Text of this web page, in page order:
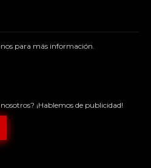
para más información.
¡Hablemos de publicidad!